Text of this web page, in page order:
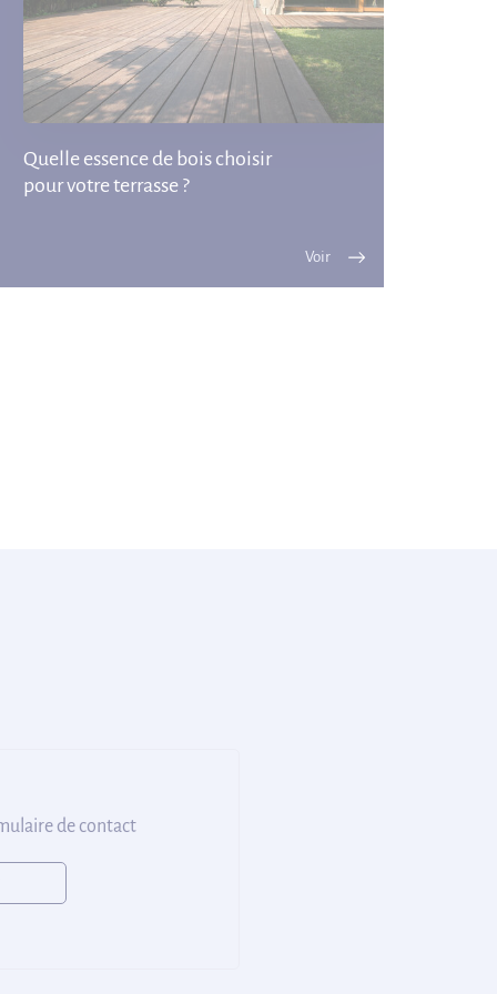
Quelle essence de bois choisir
pour votre terrasse ?
de contact